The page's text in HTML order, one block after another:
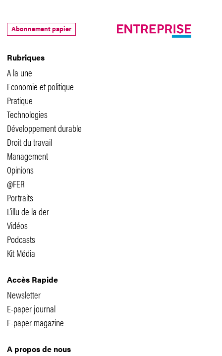
Rubriques
A la une
Economie et politique
Pratique
Technologies
Développement durable
Droit du travail
Management
Opinions
@FER
Portraits
L'illu de la der
Vidéos
Podcasts
Kit Média
Accès Rapide
Newsletter
E-paper journal
E-paper magazine
A propos de nous
Abonnement papier